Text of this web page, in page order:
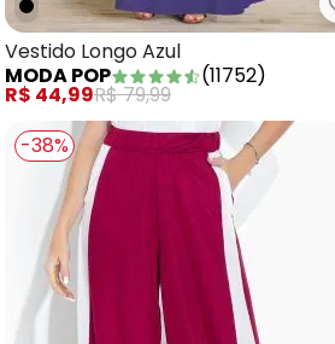
Pop - Vestido Roxo em Malha
Vestido Longo Azul
MODA POP
(11752)
R$ 44,99R$ 79,99
-38%